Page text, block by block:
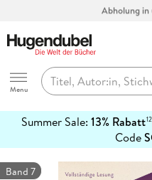
Abholung in
Hugendubel
Menu
Summer Sale: 13% Rabatt12
Code
erfahren
Band 7